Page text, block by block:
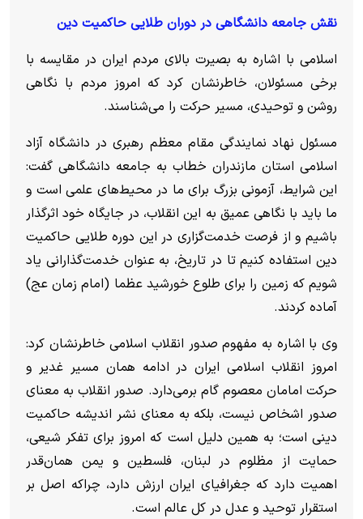
نقش جامعه دانشگاهی در دوران طلایی حاکمیت دین
اسلامی با اشاره به بصیرت بالای مردم ایران در مقایسه با
برخی مسئولان، خاطرنشان کرد که امروز مردم با نگاهی
روشن و توحیدی، مسیر حرکت را می‌شناسند.
مسئول نهاد نمایندگی مقام معظم رهبری در دانشگاه آزاد
اسلامی استان مازندران خطاب به جامعه دانشگاهی گفت:
این شرایط، آزمونی بزرگ برای ما در محیط‌های علمی است و
ما باید با نگاهی عمیق به این انقلاب، در جایگاه خود اثرگذار
باشیم و از فرصت خدمت‌گزاری در این دوره طلایی حاکمیت
دین استفاده کنیم تا در تاریخ، به عنوان خدمت‌گذارانی یاد
شویم که زمین را برای طلوع خورشید عظما (امام زمان عج)
آماده کردند.
وی با اشاره به مفهوم صدور انقلاب اسلامی خاطرنشان کرد:
امروز انقلاب اسلامی ایران در ادامه همان مسیر غدیر و
حرکت امامان معصوم گام برمی‌دارد. صدور انقلاب به معنای
صدور اشخاص نیست، بلکه به معنای نشر اندیشه حاکمیت
دینی است؛ به همین دلیل است که امروز برای تفکر شیعی،
حمایت از مظلوم در لبنان، فلسطین و یمن همان‌قدر
اهمیت دارد که جغرافیای ایران ارزش دارد، چراکه اصل بر
استقرار توحید و عدل در کل عالم است.